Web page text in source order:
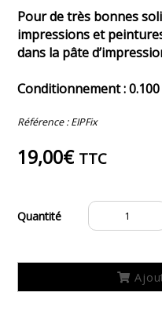
Pour de très bonnes
impressions et
dans la pâte
Conditionnement :
Référence :EIPFix
19,00€ TTC
quantité
textile